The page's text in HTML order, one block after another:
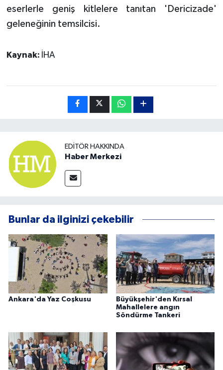
eserlerle geniş kitlelere tanıtan 'Dericizade'
geleneğinin temsilcisi.
Kaynak: İHA
EDITÖR HAKKINDA
Haber Merkezi
Bunlar da ilginizi çekebilir
Ankara'da Yaz Coşkusu
Büyükşehir'den Kırsal
Mahallelere angın
Söndürme Tankeri